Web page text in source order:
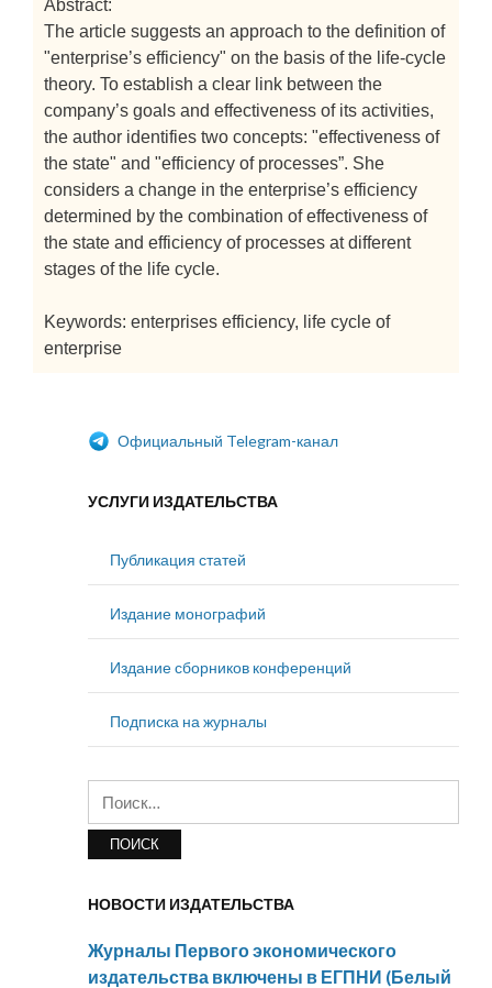
Abstract:
The article suggests an approach to the definition of
"enterprise’s efficiency" on the basis of the life-cycle
theory. To establish a clear link between the
company’s goals and effectiveness of its activities,
the author identifies two concepts: "effectiveness of
the state" and "efficiency of processes”. She
considers a change in the enterprise’s efficiency
determined by the combination of effectiveness of
the state and efficiency of processes at different
stages of the life cycle.
Keywords: enterprises efficiency, life cycle of
enterprise
Официальный Telegram-канал
УСЛУГИ ИЗДАТЕЛЬСТВА
Публикация статей
Издание монографий
Издание сборников конференций
Подписка на журналы
НОВОСТИ ИЗДАТЕЛЬСТВА
Журналы Первого экономического
издательства включены в ЕГПНИ (Белый